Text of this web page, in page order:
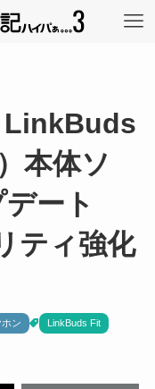
LinkBuds
本体ソ
ート
ティ強化
ン LinkBuds Fit